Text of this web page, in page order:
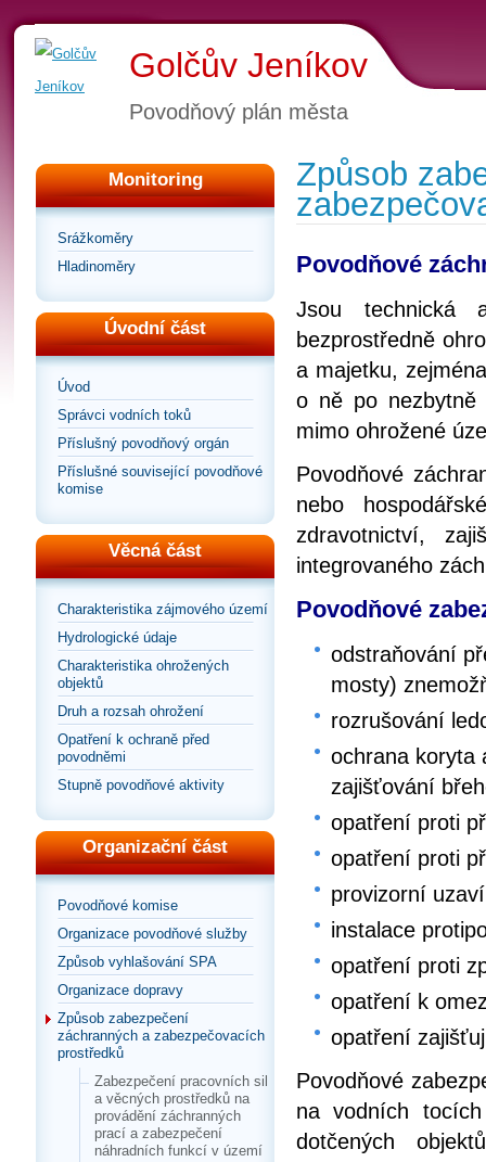
Golčův Jeníkov
Povodňový plán města
Monitoring
Srážkoměry
Hladinoměry
Úvodní část
Úvod
Správci vodních toků
Příslušný povodňový orgán
Příslušné související povodňové
komise
Věcná část
Charakteristika zájmového území
Hydrologické údaje
Charakteristika ohrožených
objektů
Druh a rozsah ohrožení
Opatření k ochraně před
povodněmi
Stupně povodňové aktivity
Organizační část
Povodňové komise
Organizace povodňové služby
Způsob vyhlašování SPA
Organizace dopravy
Způsob zabezpečení
záchranných a zabezpečovacích
prostředků
Zabezpečení pracovních sil
a věcných prostředků na
provádění záchranných
prací a zabezpečení
náhradních funkcí v území
Způsob
Povodňové
Jsou technická
bezprostředně
a majetku,
o ně po nezbytně
mimo ohrožené
Povodňové
nebo
zdravotnictví,
integrovaného
Povodňové
odstraňování
mosty)
rozrušování
ochrana koryta
zajišťování
opatření proti
opatření proti
provizorní
instalace
opatření proti
opatření k
opatření
Povodňové
na vodních
dotčených